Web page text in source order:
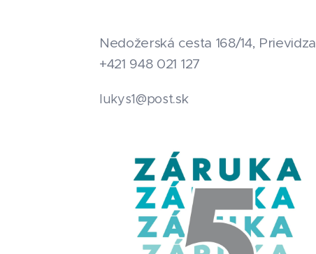
Nedožerská cesta 168/14, Prievidza
+421 948 021 127
lukys1@post.sk